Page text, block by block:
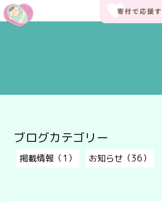
ブログカテゴリー
掲載情報（1） お知らせ（36）